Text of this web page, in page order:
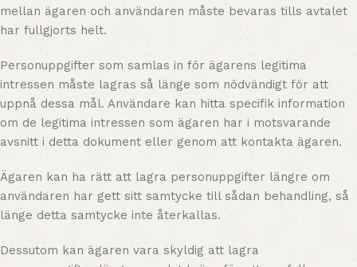
mellan ägaren och användaren måste bevaras tills avtalet
har fullgjorts helt.
Personuppgifter som samlas in för ägarens legitima
intressen måste lagras så länge som nödvändigt för att
uppnå dessa mål. Användare kan hitta specifik information
om de legitima intressen som ägaren har i motsvarande
avsnitt i detta dokument eller genom att kontakta ägaren.
Ägaren kan ha rätt att lagra personuppgifter längre om
användaren har gett sitt samtycke till sådan behandling, så
länge detta samtycke inte återkallas.
Dessutom kan ägaren vara skyldig att lagra